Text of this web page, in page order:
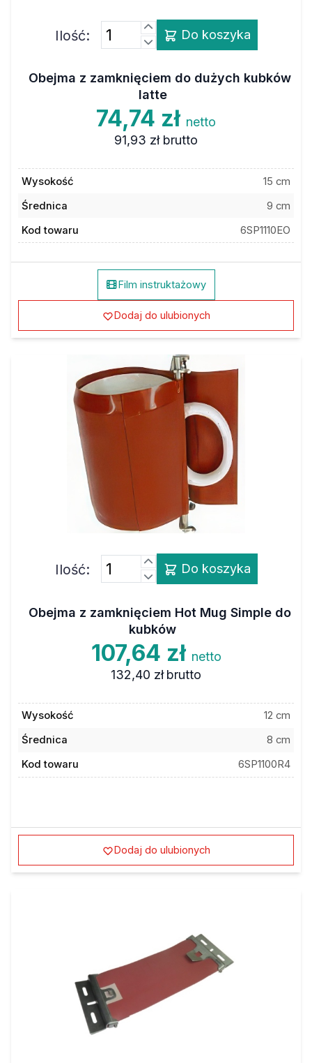
Ilość: Do koszyka
Obejma z zamknięciem do dużych kubków
latte
74,74 zł netto
91,93 zł brutto
Wysokość
15 cm
Średnica
9 cm
Kod towaru
6SP1110EO
Film instruktażowy
Dodaj do ulubionych
Ilość: Do koszyka
Obejma z zamknięciem Hot Mug Simple do
kubków
107,64 zł netto
132,40 zł brutto
Wysokość
12 cm
Średnica
8 cm
Kod towaru
6SP1100R4
Dodaj do ulubionych